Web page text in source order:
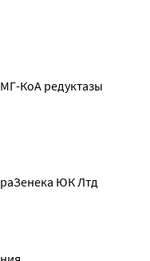
КоА редуктазы
ЮК Лтд